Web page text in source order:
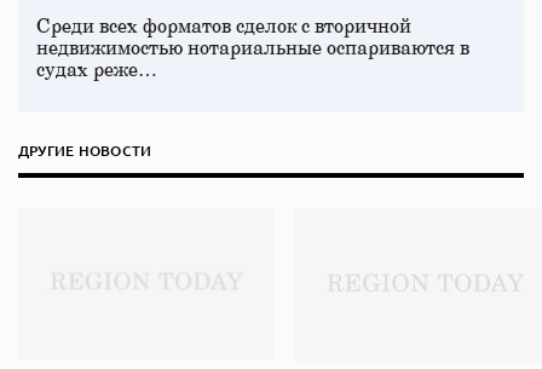
Среди всех форматов сделок с вторичной
недвижимостью нотариальные оспариваются в
судах реже…
ДРУГИЕ НОВОСТИ